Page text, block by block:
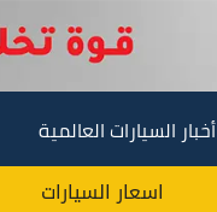
أخبار السيارات العالمية
اسعار السيارات